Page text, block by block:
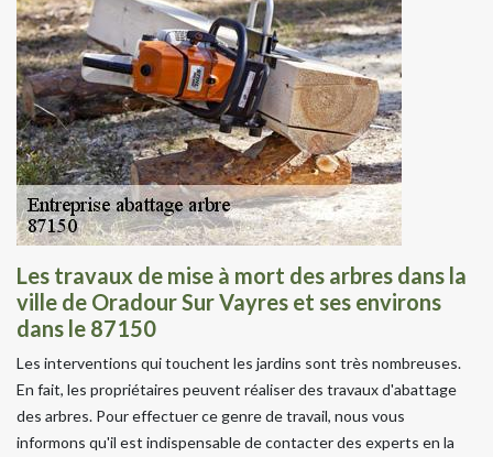
Les travaux de mise à mort des arbres dans la
ville de Oradour Sur Vayres et ses environs
dans le 87150
Les interventions qui touchent les jardins sont très nombreuses.
En fait, les propriétaires peuvent réaliser des travaux d'abattage
des arbres. Pour effectuer ce genre de travail, nous vous
informons qu'il est indispensable de contacter des experts en la